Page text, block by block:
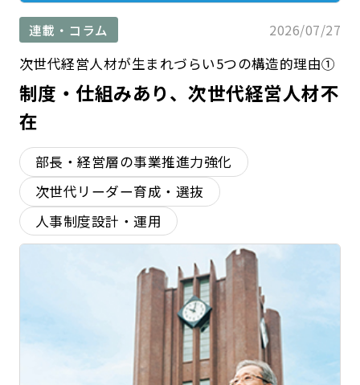
連載・コラム 2026/07/27
制度・仕組みあり、次世代経営人材不
在
次世代経営人材が生まれづらい5つの構造的理由①
部長・経営層の事業推進力強化
次世代リーダー育成・選抜
人事制度設計・運用